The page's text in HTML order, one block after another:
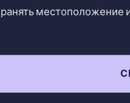
местоположение